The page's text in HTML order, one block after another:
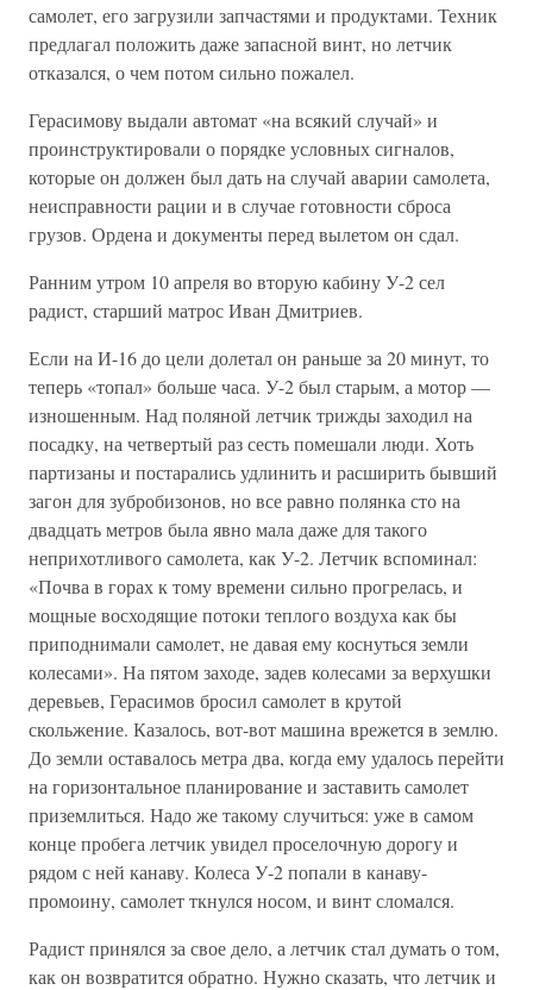
самолет, его загрузили запчастями и продуктами. Техник
предлагал положить даже запасной винт, но летчик
отказался, о чем потом сильно пожалел.
Герасимову выдали автомат «на всякий случай» и
проинструктировали о порядке условных сигналов,
которые он должен был дать на случай аварии самолета,
неисправности рации и в случае готовности сброса
грузов. Ордена и документы перед вылетом он сдал.
Ранним утром 10 апреля во вторую кабину У-2 сел
радист, старший матрос Иван Дмитриев.
Если на И-16 до цели долетал он раньше за 20 минут, то
теперь «топал» больше часа. У-2 был старым, а мотор —
изношенным. Над поляной летчик трижды заходил на
посадку, на четвертый раз сесть помешали люди. Хоть
партизаны и постарались удлинить и расширить бывший
загон для зубробизонов, но все равно полянка сто на
двадцать метров была явно мала даже для такого
неприхотливого самолета, как У-2. Летчик вспоминал:
«Почва в горах к тому времени сильно прогрелась, и
мощные восходящие потоки теплого воздуха как бы
приподнимали самолет, не давая ему коснуться земли
колесами». На пятом заходе, задев колесами за верхушки
деревьев, Герасимов бросил самолет в крутой
скольжение. Казалось, вот-вот машина врежется в землю.
До земли оставалось метра два, когда ему удалось перейти
на горизонтальное планирование и заставить самолет
приземлиться. Надо же такому случиться: уже в самом
конце пробега летчик увидел проселочную дорогу и
рядом с ней канаву. Колеса У-2 попали в канаву-
промоину, самолет ткнулся носом, и винт сломался.
Радист принялся за свое дело, а летчик стал думать о том,
как он возвратится обратно. Нужно сказать, что летчик и